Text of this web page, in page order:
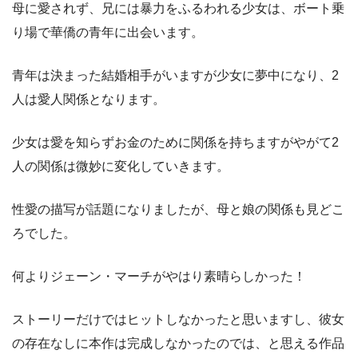
母に愛されず、兄には暴力をふるわれる少女は、ボート乗
り場で華僑の青年に出会います。
青年は決まった結婚相手がいますが少女に夢中になり、2
人は愛人関係となります。
少女は愛を知らずお金のために関係を持ちますがやがて2
人の関係は微妙に変化していきます。
性愛の描写が話題になりましたが、母と娘の関係も見どこ
ろでした。
何よりジェーン・マーチがやはり素晴らしかった！
ストーリーだけではヒットしなかったと思いますし、彼女
の存在なしに本作は完成しなかったのでは、と思える作品